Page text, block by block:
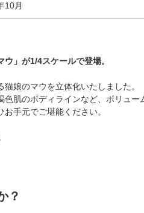
10月
」が1/4スケールで登場。
娘のマウを立体化いたしました。
肌のボディラインなど、ボリュー
手元でご堪能ください。
？